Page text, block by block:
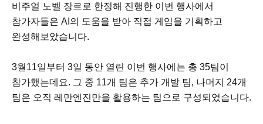
비주얼 노벨 장르로 한정해 진행한 이번 행사에서
참가자들은 AI의 도움을 받아 직접 게임을 기획하고
완성해보았습니다.
3월11일부터 3일 동안 열린 이번 행사에는 총 35팀이
참가했는데요. 그 중 11개 팀은 추가 개발 팀, 나머지 24개
팀은 오직 레만엔진만을 활용하는 팀으로 구성되었습니다.